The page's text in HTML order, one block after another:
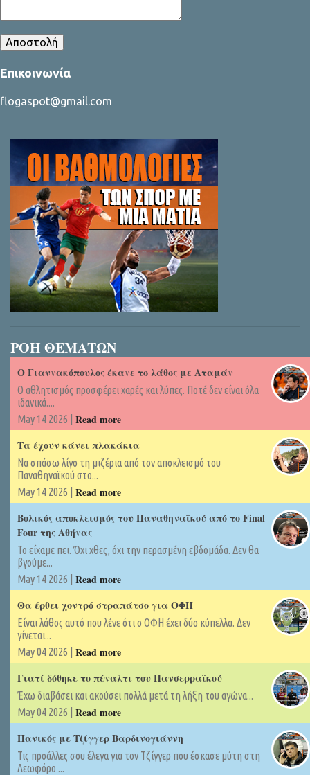
Επικοινωνία
flogaspot@gmail.com
ΡΟΗ ΘΕΜΑΤΩΝ
Ο Γιαννακόπουλος έκανε το λάθος με Αταμάν
Ο αθλητισμός προσφέρει χαρές και λύπες. Ποτέ δεν είναι όλα
ιδανικά....
May 14 2026 | Read more
Τα έχουν κάνει πλακάκια
Να σπάσω λίγο τη μιζέρια από τον αποκλεισμό του
Παναθηναϊκού στο...
May 14 2026 | Read more
Βολικός αποκλεισμός του Παναθηναϊκού από το Final
Four της Αθήνας
Το είχαμε πει. Όχι χθες, όχι την περασμένη εβδομάδα. Δεν θα
βγούμε...
May 14 2026 | Read more
Θα έρθει χοντρό στραπάτσο για ΟΦΗ
Είναι λάθος αυτό που λένε ότι ο ΟΦΗ έχει δύο κύπελλα. Δεν
γίνεται...
May 04 2026 | Read more
Γιατί δόθηκε το πέναλτι του Πανσερραϊκού
Έχω διαβάσει και ακούσει πολλά μετά τη λήξη του αγώνα...
May 04 2026 | Read more
Πανικός με Τζίγγερ Βαρδινογιάννη
Τις προάλλες σου έλεγα για τον Τζίγγερ που έσκασε μύτη στη
Λεωφόρο ...